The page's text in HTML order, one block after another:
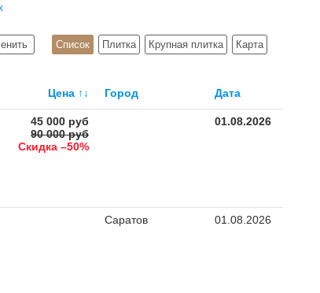
Список Плитка Крупная плитка Карта
Цена ↑↓ Город Дата
45 000 руб
90 000 руб
Скидка –50%
01.08.2026
Саратов 01.08.2026